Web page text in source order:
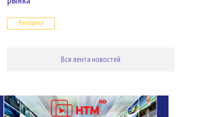
Репортер
Вся лента новостей